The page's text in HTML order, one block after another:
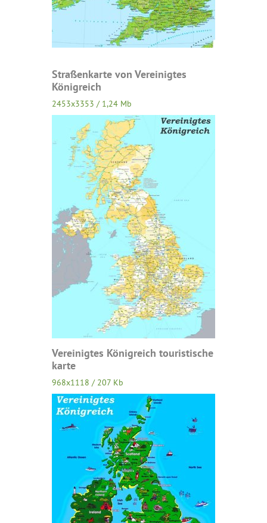
Straßenkarte von Vereinigtes
Königreich
2453x3353 / 1,24 Mb
Vereinigtes Königreich touristische
karte
968x1118 / 207 Kb